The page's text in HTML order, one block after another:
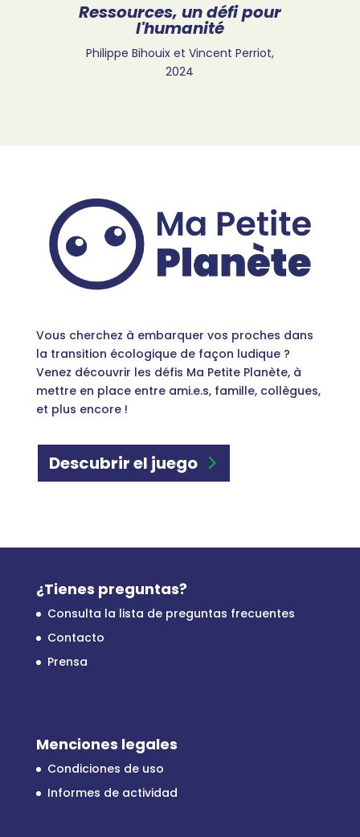
Ressources, un défi pour
l'humanité
Philippe Bihouix et Vincent Perriot,
2024
Vous cherchez à embarquer vos proches dans
la transition écologique de façon ludique ?
Venez découvrir les défis Ma Petite Planète, à
mettre en place entre ami.e.s, famille, collègues,
et plus encore !
Descubrir el juego
¿Tienes preguntas?
Consulta la lista de preguntas frecuentes
Contacto
Prensa
Menciones legales
Condiciones de uso
Informes de actividad